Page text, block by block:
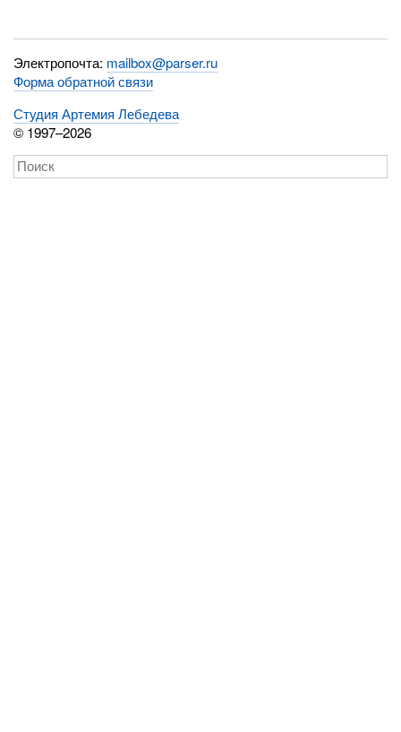
Электропочта: mailbox@parser.ru
Форма обратной связи
Студия Артемия Лебедева
© 1997–2026